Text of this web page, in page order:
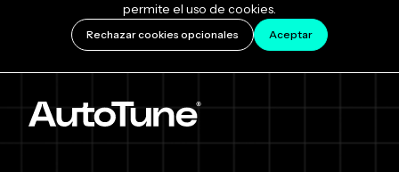
permite el uso de cookies.
Rechazar cookies opcionales Aceptar